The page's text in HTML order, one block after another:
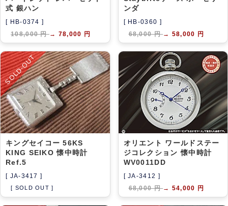
式 銀ハン
[ HB-0374 ]
108,000 円→ 78,000 円
ンダ
[ HB-0360 ]
68,000 円→ 58,000 円
SOLD-OUT
キングセイコー 56KS
KING SEIKO 懐中時計
Ref.5
[ JA-3417 ]
[ SOLD OUT ]
オリエント ワールドステー
ジコレクション 懐中時計
WV0011DD
[ JA-3412 ]
68,000 円→ 54,000 円